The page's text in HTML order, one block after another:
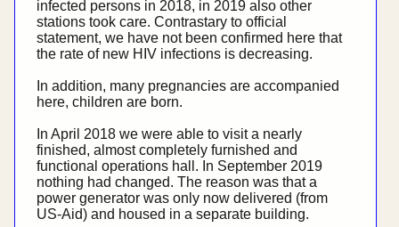
infected persons in 2018, in 2019 also other
stations took care. Contrastary to official
statement, we have not been confirmed here that
the rate of new HIV infections is decreasing.
In addition, many pregnancies are accompanied
here, children are born.
In April 2018 we were able to visit a nearly
finished, almost completely furnished and
functional operations hall. In September 2019
nothing had changed. The reason was that a
power generator was only now delivered (from
US-Aid) and housed in a separate building.